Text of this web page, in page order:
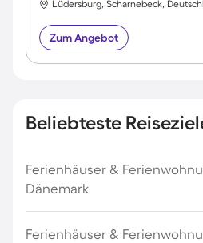
Lüdersburg, Scharnebeck,
Zum Angebot
Beliebteste
Ferienhäuser &
Dänemark
Ferienhäuser &